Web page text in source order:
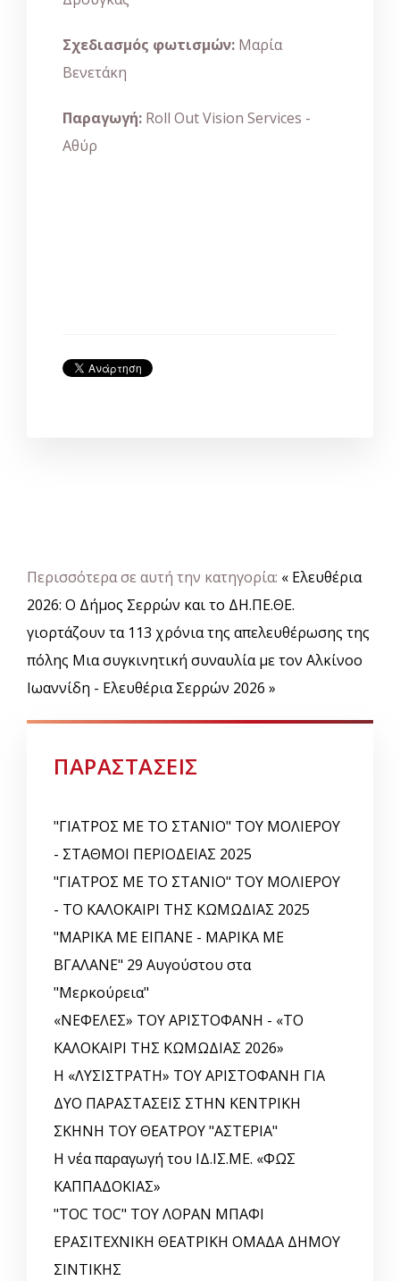
Σχεδιασμός φωτισμών: Μαρία
Βενετάκη
Παραγωγή: Roll Out Vision Services -
Αθύρ
Περισσότερα σε αυτή την κατηγορία: « Ελευθέρια
2026: Ο Δήμος Σερρών και το ΔΗ.ΠΕ.ΘΕ.
γιορτάζουν τα 113 χρόνια της απελευθέρωσης της
πόλης Μια συγκινητική συναυλία με τον Αλκίνοο
Ιωαννίδη - Ελευθέρια Σερρών 2026 »
ΠΑΡΑΣΤΑΣΕΙΣ
"ΓΙΑΤΡΟΣ ΜΕ ΤΟ ΣΤΑΝΙΟ" ΤΟΥ ΜΟΛΙΕΡΟΥ
- ΣΤΑΘΜΟΙ ΠΕΡΙΟΔΕΙΑΣ 2025
"ΓΙΑΤΡΟΣ ΜΕ ΤΟ ΣΤΑΝΙΟ" ΤΟΥ ΜΟΛΙΕΡΟΥ
- ΤΟ ΚΑΛΟΚΑΙΡΙ ΤΗΣ ΚΩΜΩΔΙΑΣ 2025
"ΜΑΡΙΚΑ ΜΕ ΕΙΠΑΝΕ - ΜΑΡΙΚΑ ΜΕ
ΒΓΑΛΑΝΕ" 29 Αυγούστου στα
"Μερκούρεια"
«ΝΕΦΕΛΕΣ» ΤΟΥ ΑΡΙΣΤΟΦΑΝΗ - «ΤΟ
ΚΑΛΟΚΑΙΡΙ ΤΗΣ ΚΩΜΩΔΙΑΣ 2026»
Η «ΛΥΣΙΣΤΡΑΤΗ» ΤΟΥ ΑΡΙΣΤΟΦΑΝΗ ΓΙΑ
ΔΥΟ ΠΑΡΑΣΤΑΣΕΙΣ ΣΤΗΝ ΚΕΝΤΡΙΚΗ
ΣΚΗΝΗ ΤΟΥ ΘΕΑΤΡΟΥ "ΑΣΤΕΡΙΑ"
Η νέα παραγωγή του ΙΔ.ΙΣ.ΜΕ. «ΦΩΣ
ΚΑΠΠΑΔΟΚΙΑΣ»
"TOC TOC" ΤΟΥ ΛΟΡΑΝ ΜΠΑΦΙ
ΕΡΑΣΙΤΕΧΝΙΚΗ ΘΕΑΤΡΙΚΗ ΟΜΑΔΑ ΔΗΜΟΥ
ΣΙΝΤΙΚΗΣ